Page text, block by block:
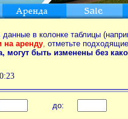
в колонке таблицы
на аренду, отметьте
могут быть изменены без
до: